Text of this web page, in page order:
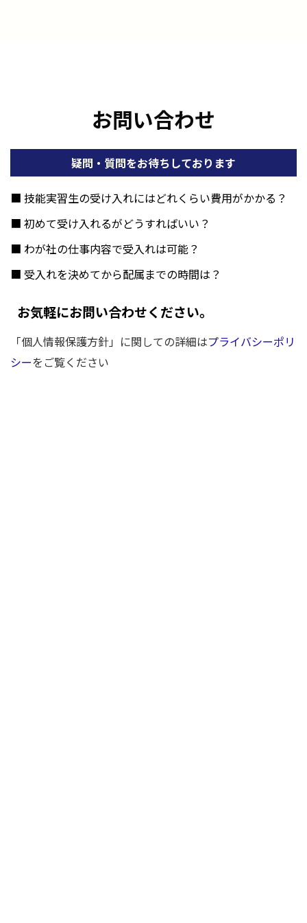
お問い合わせ
疑問・質問をお待ちしております
■ 技能実習生の受け入れにはどれくらい費用がかかる？
■ 初めて受け入れるがどうすればいい？
■ わが社の仕事内容で受入れは可能？
■ 受入れを決めてから配属までの時間は？
お気軽にお問い合わせください。
「個人情報保護方針」に関しての詳細はプライバシーポリ
シーをご覧ください